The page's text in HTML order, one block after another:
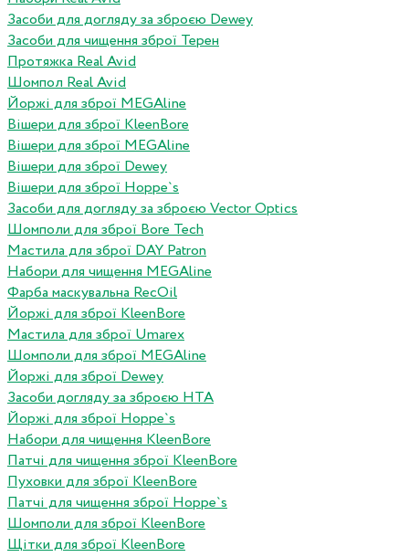
Засоби для догляду за зброєю Dewey
Засоби для чищення зброї Терен
Протяжка Real Avid
Шомпол Real Avid
Йоржі для зброї MEGAline
Вішери для зброї KleenBore
Вішери для зброї MEGAline
Вішери для зброї Dewey
Вішери для зброї Hoppe`s
Засоби для догляду за зброєю Vector Optics
Шомполи для зброї Bore Tech
Мастила для зброї DAY Patron
Набори для чищення MEGAline
Фарба маскувальна RecOil
Йоржі для зброї KleenBore
Мастила для зброї Umarex
Шомполи для зброї MEGAline
Йоржі для зброї Dewey
Засоби догляду за зброєю HTA
Йоржі для зброї Hoppe`s
Набори для чищення KleenBore
Патчі для чищення зброї KleenBore
Пуховки для зброї KleenBore
Патчі для чищення зброї Hoppe`s
Шомполи для зброї KleenBore
Щітки для зброї KleenBore